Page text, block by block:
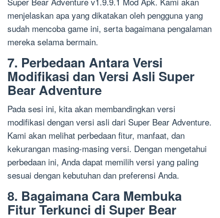
menjelaskan apa yang dikatakan oleh pengguna yang
sudah mencoba game ini, serta bagaimana pengalaman
mereka selama bermain.
7. Perbedaan Antara Versi
Modifikasi dan Versi Asli Super
Bear Adventure
Pada sesi ini, kita akan membandingkan versi
modifikasi dengan versi asli dari Super Bear Adventure.
Kami akan melihat perbedaan fitur, manfaat, dan
kekurangan masing-masing versi. Dengan mengetahui
perbedaan ini, Anda dapat memilih versi yang paling
sesuai dengan kebutuhan dan preferensi Anda.
8. Bagaimana Cara Membuka
Fitur Terkunci di Super Bear